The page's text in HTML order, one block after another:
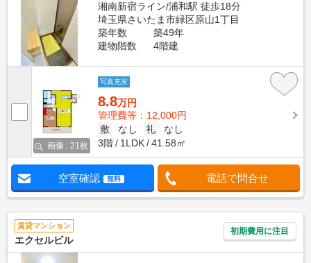
湘南新宿ライン/浦和駅 徒歩18分
埼玉県さいたま市緑区原山1丁目
築年数
築49年
建物階数
4階建
画像 : 21枚
写真充実
8.8万円
管理費等：12,000円
敷
なし 礼
なし
3階
1LDK 41.58㎡
空室確認 無料 電話で問合せ
賃貸マンション
エクセルビル
初期費用に注目